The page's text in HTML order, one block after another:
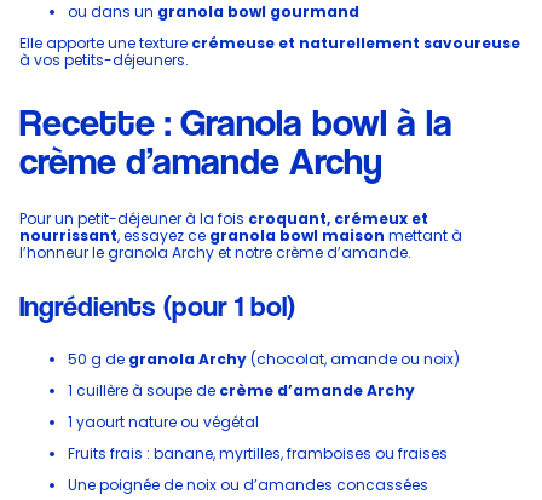
ou dans un granola bowl gourmand
Elle apporte une texture crémeuse et naturellement savoureuse
à vos petits-déjeuners.
Recette : Granola bowl à la
crème d’amande Archy
Pour un petit-déjeuner à la fois croquant, crémeux et
nourrissant, essayez ce granola bowl maison mettant à
l’honneur le granola Archy et notre crème d’amande.
Ingrédients (pour 1 bol)
50 g de granola Archy(chocolat, amande ou noix)
1 cuillère à soupe de crème d’amande Archy
1 yaourt nature ou végétal
Fruits frais : banane, myrtilles, framboises ou fraises
Une poignée de noix ou d’amandes concassées